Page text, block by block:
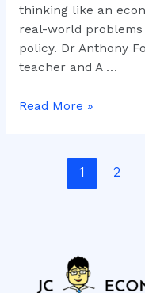
thinking like an
real-world
policy. Dr Anthony
teacher and A …
Read More »
1 2